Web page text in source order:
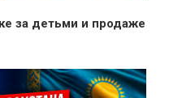
за детьми и продаже